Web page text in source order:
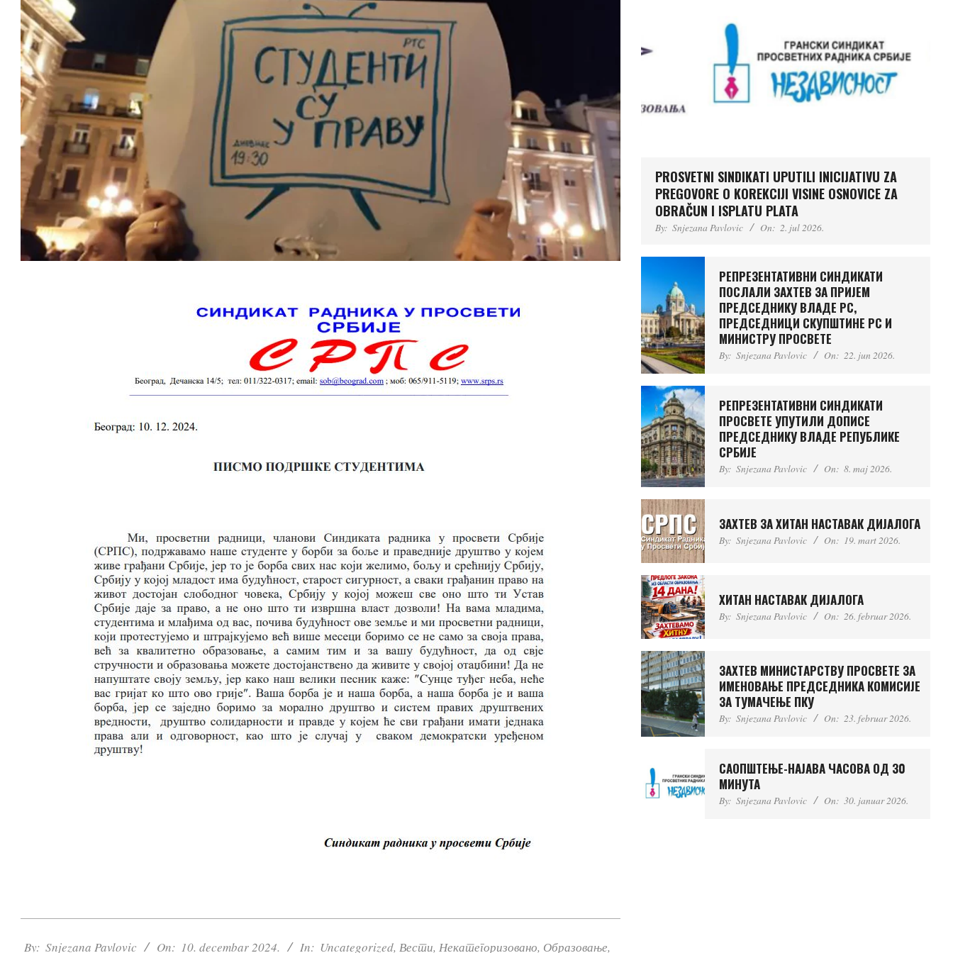
12-
By: Snjezana Pavlovic On: 10. decembar 2024. In: Uncategorized, Вести, Некатегоризовано, Образовање,
PROSVETNI SINDIKATI UPUTILI INICIJATIVU ZA
PREGOVORE O KOREKCIJI VISINE OSNOVICE ZA
OBRAČUN I ISPLATU PLATA
By: Snjezana Pavlovic On: 2. jul 2026.
РЕПРЕЗЕНТАТИВНИ СИНДИКАТИ
ПОСЛАЛИ ЗАХТЕВ ЗА ПРИЈЕМ
ПРЕДСЕДНИКУ ВЛАДЕ РС,
ПРЕДСЕДНИЦИ СКУПШТИНЕ РС И
МИНИСТРУ ПРОСВЕТЕ
By: Snjezana Pavlovic On: 22. jun 2026.
РЕПРЕЗЕНТАТИВНИ СИНДИКАТИ
ПРОСВЕТЕ УПУТИЛИ ДОПИСЕ
ПРЕДСЕДНИКУ ВЛАДЕ РЕПУБЛИКЕ
СРБИЈЕ
By: Snjezana Pavlovic On: 8. maj 2026.
ЗАХТЕВ ЗА ХИТАН НАСТАВАК ДИЈАЛОГА
By: Snjezana Pavlovic On: 19. mart 2026.
ХИТАН НАСТАВАК ДИЈАЛОГА
By: Snjezana Pavlovic On: 26. februar 2026.
ЗАХТЕВ МИНИСТAРСTВУ ПРОСВЕТЕ ЗА
ИМЕНОВАЊЕ ПРЕДСЕДНИКА КОМИСИЈЕ
ЗА ТУМАЧЕЊЕ ПКУ
By: Snjezana Pavlovic On: 23. februar 2026.
САОПШТЕЊЕ-НАЈАВА ЧАСОВА ОД 30
МИНУТА
By: Snjezana Pavlovic On: 30. januar 2026.